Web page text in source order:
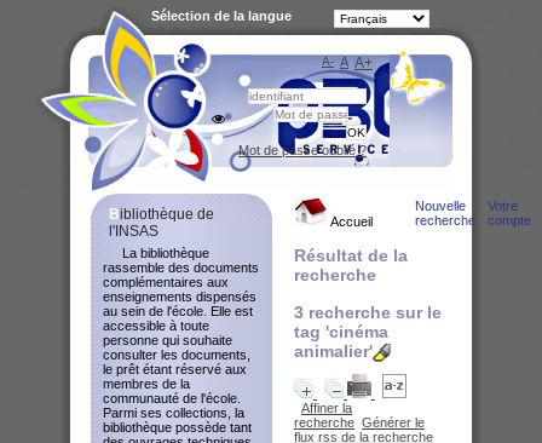
Accueil
Nouvelle
recherche
Votre
compte
Résultat de la
recherche
3 recherche sur le
tag 'cinéma
animalier'
Affiner la
recherche Générer le
flux rss de la recherche
Bibliothèque de
l'INSAS
La bibliothèque
rassemble des documents
complémentaires aux
enseignements dispensés
au sein de l'école. Elle est
accessible à toute
personne qui souhaite
consulter les documents,
le prêt étant réservé aux
membres de la
communauté de l'école.
Parmi ses collections, la
bibliothèque possède tant
A- A A+
Sélection de la langue
Mot de passe oublié ?